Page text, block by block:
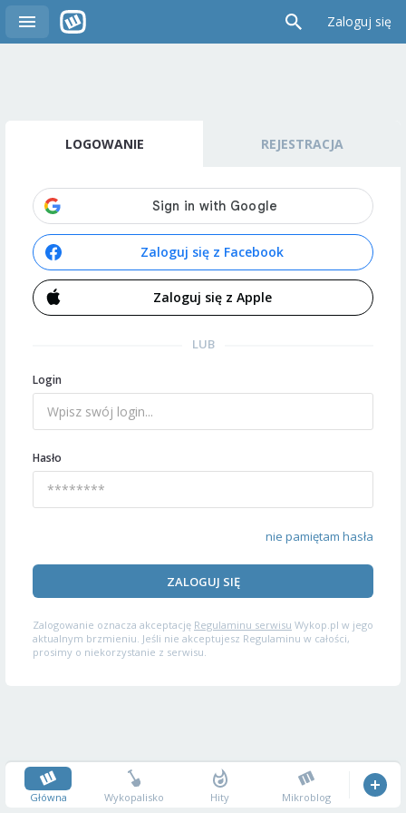
Zaloguj się
LOGOWANIE REJESTRACJA
Zaloguj się z Facebook
Zaloguj się z Apple
LUB
Login
Hasło
nie pamiętam hasła
ZALOGUJ SIĘ
Zalogowanie oznacza akceptację Regulaminu serwisu Wykop.pl w jego
aktualnym brzmieniu. Jeśli nie akceptujesz Regulaminu w całości,
prosimy o niekorzystanie z serwisu.
Główna Wykopalisko Hity Mikroblog